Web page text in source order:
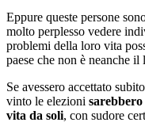
Eppure queste persone
molto perplesso vedere
problemi della loro vita
paese che non è neanche il
Se avessero accettato
vinto le elezioni
vita da soli, con sudore